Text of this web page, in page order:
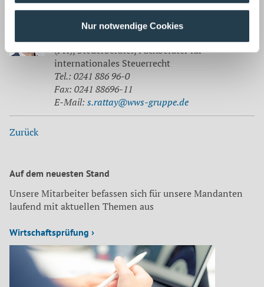
Nur notwendige Cookies
Korrespondenz mit:
Stefan Rattay
(FH), Steuerberater, Fachberater für
internationales Steuerrecht
Tel.: 0241 886 96-0
Fax: 0241 88696-11
E-Mail: s.rattay@wws-gruppe.de
Zurück
Auf dem neuesten Stand
Unsere Mitarbeiter befassen sich für unsere Mandanten
laufend mit aktuellen Themen aus
Wirtschaftsprüfung ›